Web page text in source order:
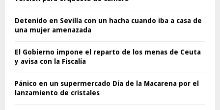
Detenido en Sevilla con un hacha cuando iba a casa de
una mujer amenazada
El Gobierno impone el reparto de los menas de Ceuta
y avisa con la Fiscalía
Pánico en un supermercado Día de la Macarena por el
lanzamiento de cristales